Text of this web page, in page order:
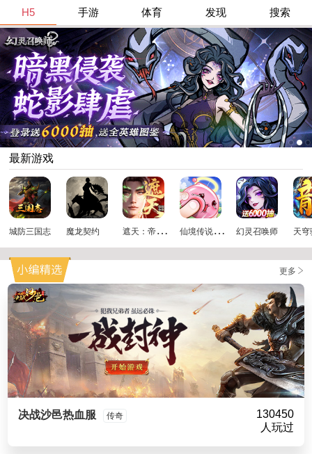
H5 手游 体育 发现 搜索
最新游戏
城防三国志 魔龙契约 遮
天：帝路争锋 仙
境传说：破晓 幻灵召唤师 天穹
更多
决战沙邑热血服 传奇
130450
人玩过